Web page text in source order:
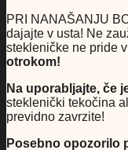
PRI NANAŠANJU
dajajte v usta! Ne
stekleničke ne pride
otrokom!
Na uporabljajte, če
steklenički tekočina
previdno zavrzite!
Posebno opozorilo